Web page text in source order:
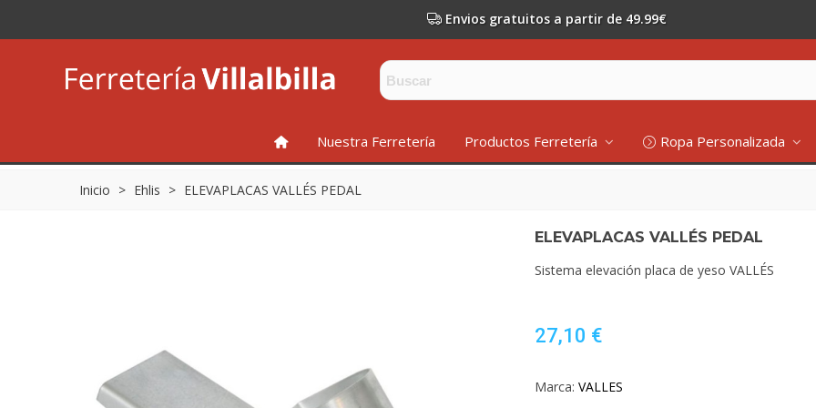
Envios gratuitos a partir de 49.99€
INICIONuestra Ferretería Productos Ferretería Ropa Personalizada
Inicio > Ehlis > ELEVAPLACAS VALLÉS PEDAL
ELEVAPLACAS VALLÉS PEDAL
Sistema elevación placa de yeso VALLÉS
27,10 €
Marca: VALLES